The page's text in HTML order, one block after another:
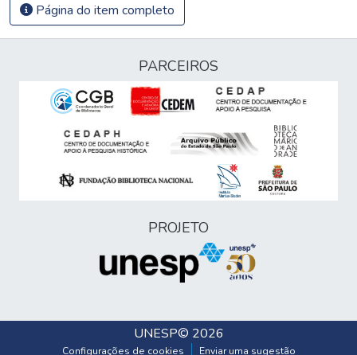
Página do item completo
PARCEIROS
PROJETO
UNESP© 2026
Configurações de cookies Enviar uma sugestão